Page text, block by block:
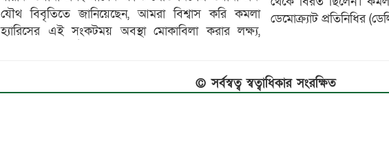
যৌথ বিবৃতিতে জানিয়েছেন, আমরা বিশ্বাস করি কমলা
হ্যারিসের এই সংকটময় অবস্থা মোকাবিলা করার লক্ষ্য,
ডেমোক্র্যাট প্রতিনিধির
© সর্বস্বত্ব স্বত্বাধিকার সংরক্ষিত